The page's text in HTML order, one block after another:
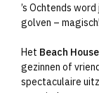
’s Ochtends
golven – magisch!
Het Beach
gezinnen of
spectaculaire